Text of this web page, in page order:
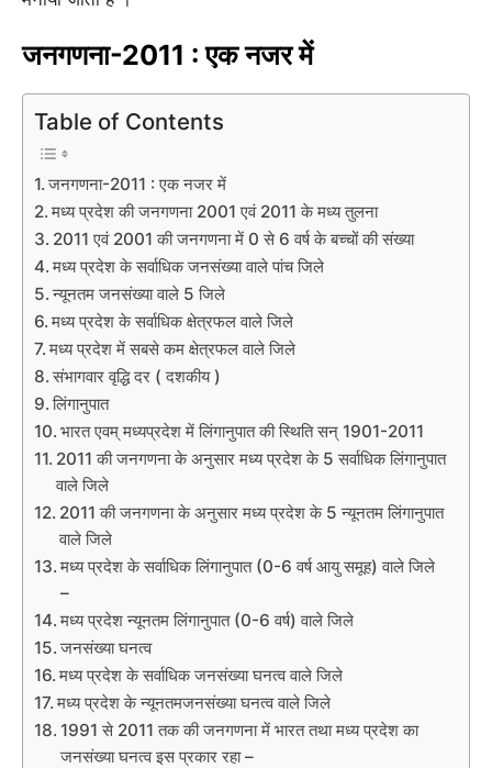
जनगणना-2011 : एक नजर में
Table of Contents
जनगणना-2011 : एक नजर में
मध्य प्रदेश की जनगणना 2001 एवं 2011 के मध्य तुलना
2011 एवं 2001 की जनगणना में 0 से 6 वर्ष के बच्चों की संख्या
मध्य प्रदेश के सर्वाधिक जनसंख्या वाले पांच जिले
न्यूनतम जनसंख्या वाले 5 जिले
मध्य प्रदेश के सर्वाधिक क्षेत्रफल वाले जिले
मध्य प्रदेश में सबसे कम क्षेत्रफल वाले जिले
संभागवार वृद्धि दर ( दशकीय )
लिंगानुपात
भारत एवम् मध्यप्रदेश में लिंगानुपात की स्थिति सन् 1901-2011
2011 की जनगणना के अनुसार मध्य प्रदेश के 5 सर्वाधिक लिंगानुपात
वाले जिले
2011 की जनगणना के अनुसार मध्य प्रदेश के 5 न्यूनतम लिंगानुपात
वाले जिले
मध्य प्रदेश के सर्वाधिक लिंगानुपात (0-6 वर्ष आयु समूह) वाले जिले
–
मध्य प्रदेश न्यूनतम लिंगानुपात (0-6 वर्ष) वाले जिले
जनसंख्या घनत्व
मध्य प्रदेश के सर्वाधिक जनसंख्या घनत्व वाले जिले
मध्य प्रदेश के न्यूनतमजनसंख्या घनत्व वाले जिले
1991 से 2011 तक की जनगणना में भारत तथा मध्य प्रदेश का
जनसंख्या घनत्व इस प्रकार रहा –